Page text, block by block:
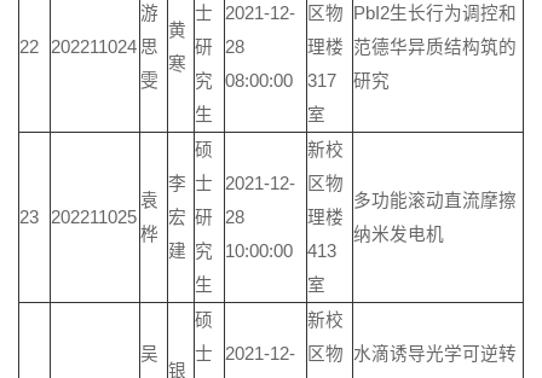
22 202211024
游
思
雯
黄
寒
士
研
究
生
2021-12-
28
08:00:00
区物
理楼
317
室
PbI2生长行为调控和
范德华异质结构筑的
研究
23 202211025
袁
桦
李
宏
建
硕
士
研
究
生
2021-12-
28
10:00:00
新校
区物
理楼
413
室
多功能滚动直流摩擦
纳米发电机
吴
银
硕
士
2021-12-
新校
区物
水滴诱导光学可逆转